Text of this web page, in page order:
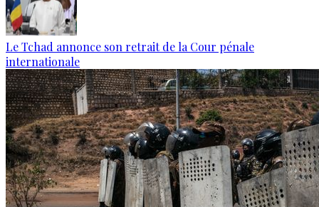
Le Tchad annonce son retrait de la Cour pénale
internationale